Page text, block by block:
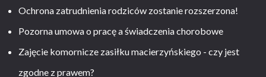
Ochrona zatrudnienia rodziców zostanie rozszerzona!
Pozorna umowa o pracę a świadczenia chorobowe
Zajęcie komornicze zasiłku macierzyńskiego - czy jest
zgodne z prawem?